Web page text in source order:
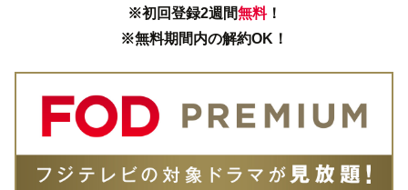
※初回登録2週間無料！
※無料期間内の解約OK！